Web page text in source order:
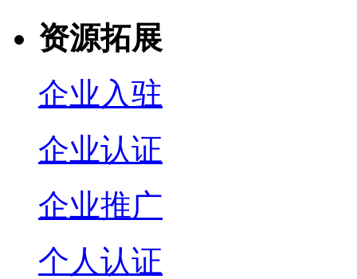
资源拓展
企业入驻
企业认证
企业推广
个人认证